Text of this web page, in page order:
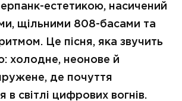
естетикою, насичений
щільними 808-басами та
Це пісня, яка звучить
холодне, неонове й
де почуття
в світлі цифрових вогнів.